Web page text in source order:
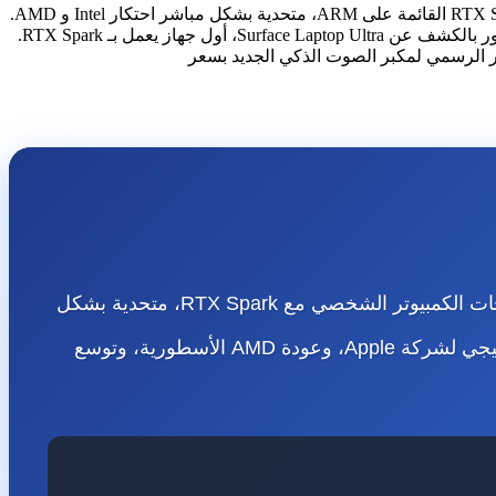
بدأ صباح الاثنين 1 يونيو 2026 بأحد أهم التطورات في تاريخ الحوسبة: دخلت Nvidia رسمياً سوق معالجات الكمبيوتر الشخصي مع شريحة RTX Spark القائمة على ARM، متحدية بشكل مباشر احتكار Intel و AMD.
تتميز هذه الشريحة بمعمارية Blackwell و 20 نواة معالج مركزي و 6,144 نواة معالج رسومي و 128GB ذاكرة موحدة. تبعت Microsoft على الفور بالكشف عن Surface Laptop Ultra، أول جهاز يعمل بـ RTX Spark.
صباح الاثنين الخير أيها التقنيون! اليوم يُعتبر أحد أكثر الأيام تاريخية في عالم الحوسبة - دخلت Nvidia رسمياً سوق معالجات الكمبيوتر الشخصي مع RTX Spark، متحدية بشكل
مباشر احتكار Intel و AMD الذي استمر لعقود. لدينا 6 أخبار متفجرة تغطي ثورة ARM في Windows، والتأخير الاستراتيجي لشركة Apple، وعودة AMD الأسطورية، وتوسع